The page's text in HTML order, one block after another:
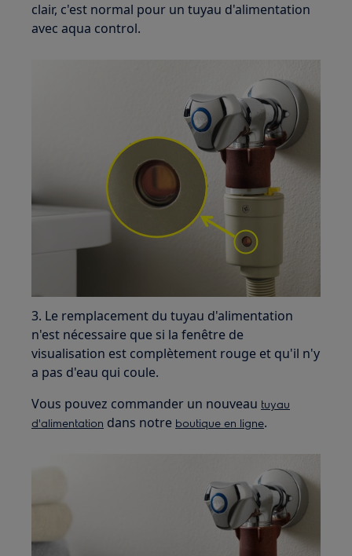
clair, c'est normal pour un tuyau d'alimentation
avec aqua control.
3. Le remplacement du tuyau d'alimentation
n'est nécessaire que si la fenêtre de
visualisation est complètement rouge et qu'il n'y
a pas d'eau qui coule.
Vous pouvez commander un nouveau tuyau
d'alimentation dans notre boutique en ligne.